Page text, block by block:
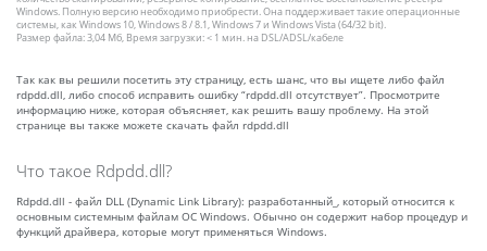
Windows. Полную версию необходимо приобрести. Она поддерживает такие операционные
системы, как Windows 10, Windows 8 / 8.1, Windows 7 и Windows Vista (64/32 bit).
Размер файла: 3,04 Мб, Время загрузки: < 1 мин. на DSL/ADSL/кабеле
Так как вы решили посетить эту страницу, есть шанс, что вы ищете либо файл
rdpdd.dll, либо способ исправить ошибку “rdpdd.dll отсутствует”. Просмотрите
информацию ниже, которая объясняет, как решить вашу проблему. На этой
странице вы также можете скачать файл rdpdd.dll
Что такое Rdpdd.dll?
Rdpdd.dll - файл DLL (Dynamic Link Library): разработанный_, который относится к
основным системным файлам ОС Windows. Обычно он содержит набор процедур и
функций драйвера, которые могут применяться Windows.